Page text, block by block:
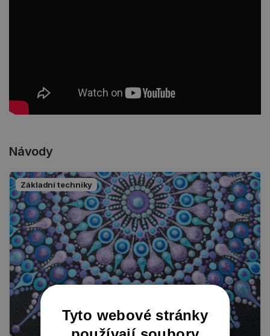
Návody
Základní techniky
Tyto webové stránky